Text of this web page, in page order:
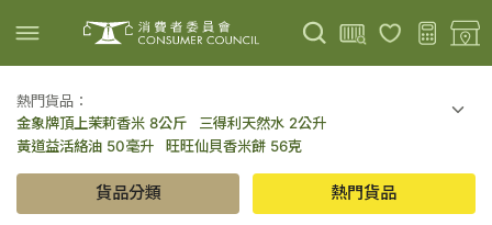
上載圖片 掃描條碼
熱門貨品：
金象牌頂上茉莉香米 8公斤
三得利天然水 2公升
黃道益活絡油 50毫升
旺旺仙貝香米餅 56克
百勝廚新加坡叻沙拉麵 144克
倍樂醇乳酪飲品 - 藍莓 65毫升 x 6
金象牌頂上茉莉香米 5公斤
貨品分類 熱門貨品